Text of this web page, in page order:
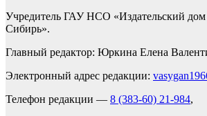
Учредитель ГАУ НСО «Издательский дом
Сибирь».
Главный редактор: Юркина Елена
Электронный адрес редакции:
Телефон редакции — 8 (383-60) 21-984,